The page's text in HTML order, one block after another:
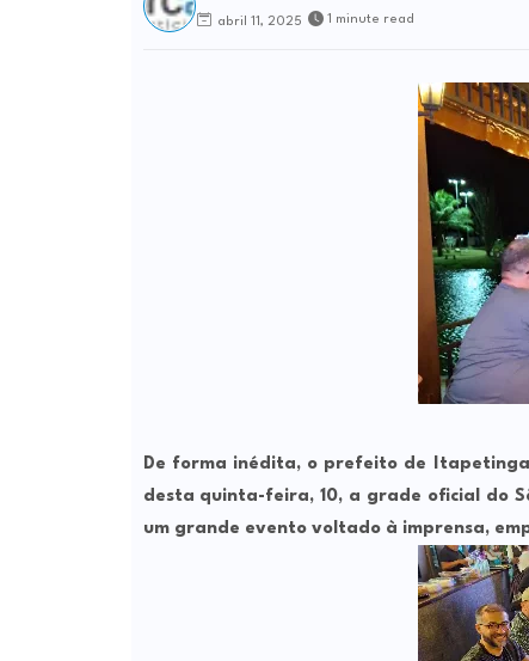
abril 11, 2025 1 minute read
De forma inédita, o prefeito de
desta quinta-feira, 10, a grade oficial do
um grande evento voltado à imprensa,